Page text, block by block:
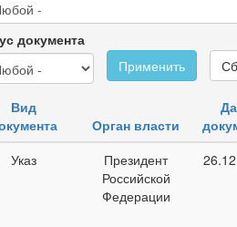
документа
Применить
Вид
Орган власти
Указ
Президент
Российской
Федерации